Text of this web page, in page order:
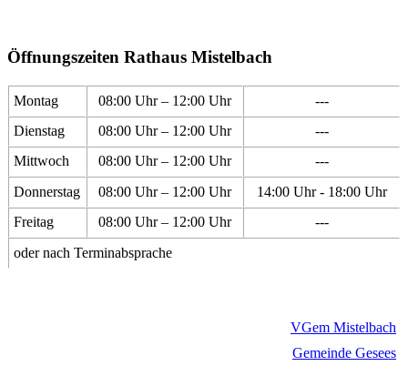
Öffnungszeiten Rathaus Mistelbach
Montag 08:00 Uhr – 12:00 Uhr
---
Dienstag
08:00 Uhr – 12:00 Uhr
---
Mittwoch
08:00 Uhr – 12:00 Uhr
---
Donnerstag
08:00 Uhr – 12:00 Uhr
14:00 Uhr - 18:00 Uhr
Freitag
08:00 Uhr – 12:00 Uhr
---
oder nach Terminabsprache
VGem Mistelbach
Gemeinde Gesees